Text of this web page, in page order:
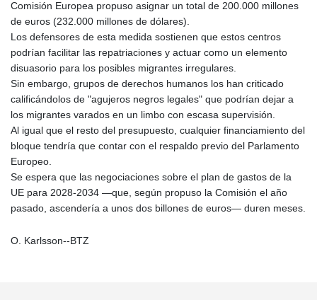
Comisión Europea propuso asignar un total de 200.000 millones
de euros (232.000 millones de dólares).
Los defensores de esta medida sostienen que estos centros
podrían facilitar las repatriaciones y actuar como un elemento
disuasorio para los posibles migrantes irregulares.
Sin embargo, grupos de derechos humanos los han criticado
calificándolos de "agujeros negros legales" que podrían dejar a
los migrantes varados en un limbo con escasa supervisión.
Al igual que el resto del presupuesto, cualquier financiamiento del
bloque tendría que contar con el respaldo previo del Parlamento
Europeo.
Se espera que las negociaciones sobre el plan de gastos de la
UE para 2028-2034 —que, según propuso la Comisión el año
pasado, ascendería a unos dos billones de euros— duren meses.
O. Karlsson--BTZ